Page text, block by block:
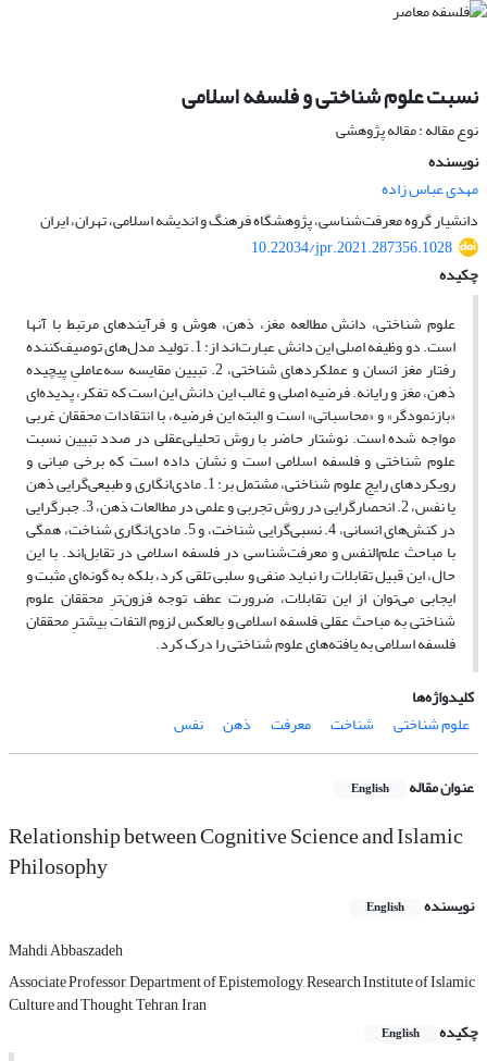
نسبت علوم شناختی و فلسفه اسلامی
نوع مقاله : مقاله پژوهشی
نویسنده
مهدی عباس زاده
دانشیار گروه معرفت‌شناسی، پژوهشگاه فرهنگ و اندیشه اسلامی، تهران، ایران
10.22034/jpr.2021.287356.1028
چکیده
علوم شناختی، دانش مطالعه مغز، ذهن، هوش و فرآیندهای مرتبط با آنها
است. دو وظیفه اصلی این دانش عبارت‌اند از: 1. تولید مدل‌های توصیف‌کننده
رفتار مغز انسان و عملکردهای شناختی، 2. تبیین مقایسه سه‌عاملیِ پیچیده
ذهن، مغز و رایانه. فرضیه اصلی و غالب این دانش این است که تفکر، پدیده‌ای
«بازنمودگر» و «محاسباتی» است و البته این فرضیه، با انتقادات محققان غربی
مواجه شده است. نوشتار حاضر با روش تحلیلی‌عقلی در صدد تبیین نسبت
علوم شناختی و فلسفه اسلامی است و نشان داده است که برخی مبانی و
رویکردهای رایجِ علوم شناختی، مشتمل بر: 1. مادی‌انگاری و طبیعی‌گرایی ذهن
یا نفس، 2. انحصارگرایی در روش تجربی و علمی در مطالعات ذهن، 3. جبرگرایی
در کنش‌های انسانی، 4. نسبی‌گرایی شناخت، و 5. مادی‌انگاری شناخت، همگی
با مباحث علم‌النفس و معرفت‌شناسی در فلسفه اسلامی در تقابل‌اند. با این
حال، این قبیل تقابلات را نباید منفی و سلبی تلقی کرد، بلکه به‌ گونه‌ای مثبت و
ایجابی می‌توان از این تقابلات، ضرورت عطف توجه فزون‌ترِ محققان علوم
شناختی به مباحث عقلی فلسفه اسلامی و بالعکس لزوم التفات بیشترِ محققان
فلسفه اسلامی به یافته‌های علوم شناختی را درک کرد.
کلیدواژه‌ها
علوم شناختی
شناخت معرفت ذهن نفس
عنوان مقاله English
Relationship between Cognitive Science and Islamic
Philosophy
نویسنده English
Mahdi Abbaszadeh
Associate Professor, Department of Epistemology, Research Institute of Islamic
Culture and Thought, Tehran, Iran
چکیده
English